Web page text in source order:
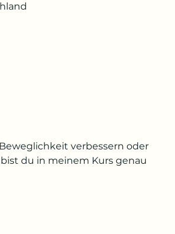
verbessern oder
du in meinem Kurs genau